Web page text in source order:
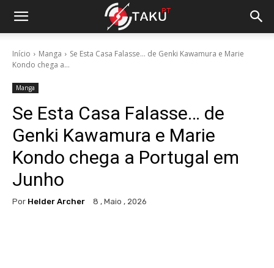
Início Manga
Se Esta Casa Falasse… de Genki Kawamura e Marie
Kondo chega a...
Manga
Se Esta Casa Falasse… de
Genki Kawamura e Marie
Kondo chega a Portugal em
Junho
Por Helder Archer 8 , Maio , 2026